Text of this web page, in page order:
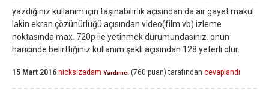
yazdığınız kullanım için taşınabilirlik açısından da air gayet makul
lakin ekran çözünürlüğü açısından video(film vb) izleme
noktasında max. 720p ile yetinmek durumundasınız. onun
haricinde belirttiğiniz kullanım şekli açısından 128 yeterli olur.
15 Mart 2016 nicksizadam Yardımcı (760 puan) tarafından cevaplandı